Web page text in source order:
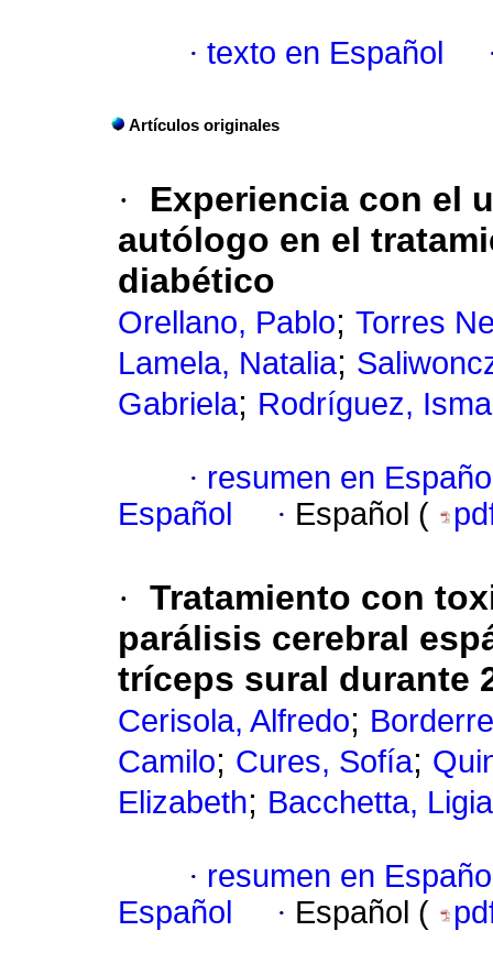
· texto en Español
Artículos originales
·
Experiencia con el
autólogo en el
diabético
Orellano, Pablo; Torres
Lamela, Natalia;
Gabriela; Rodríguez,
· resumen en
Español
· Español (
· Tratamiento con
parálisis cerebral
tríceps sural durante
Cerisola, Alfredo;
Camilo; Cures, Sofía;
Elizabeth; Bacchetta, Ligia
· resumen en
Español
· Español (